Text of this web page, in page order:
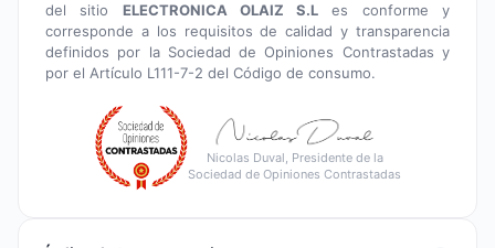
del sitio ELECTRONICA OLAIZ S.L es conforme y
corresponde a los requisitos de calidad y transparencia
definidos por la Sociedad de Opiniones Contrastadas y
por el Artículo L111-7-2 del Código de consumo.
Nicolas Duval, Presidente de la
Sociedad de Opiniones Contrastadas